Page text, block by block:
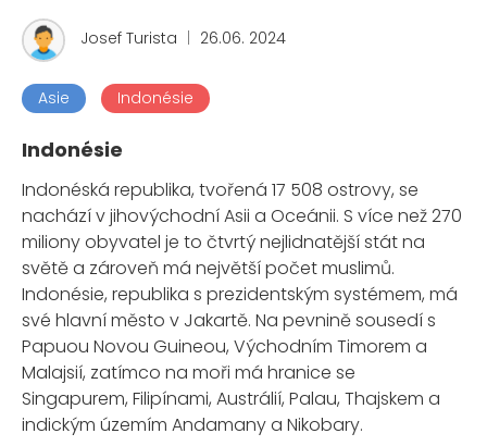
Josef Turista 26.06. 2024
Asie Indonésie
Indonésie
Indonéská republika, tvořená 17 508 ostrovy, se
nachází v jihovýchodní Asii a Oceánii. S více než 270
miliony obyvatel je to čtvrtý nejlidnatější stát na
světě a zároveň má největší počet muslimů.
Indonésie, republika s prezidentským systémem, má
své hlavní město v Jakartě. Na pevnině sousedí s
Papuou Novou Guineou, Východním Timorem a
Malajsií, zatímco na moři má hranice se
Singapurem, Filipínami, Austrálií, Palau, Thajskem a
indickým územím Andamany a Nikobary.